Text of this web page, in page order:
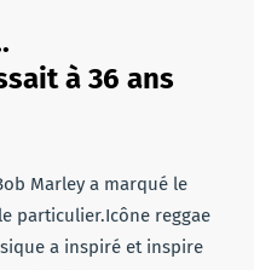
à 36 ans
Marley a marqué le
particulier.Icône reggae
a inspiré et inspire